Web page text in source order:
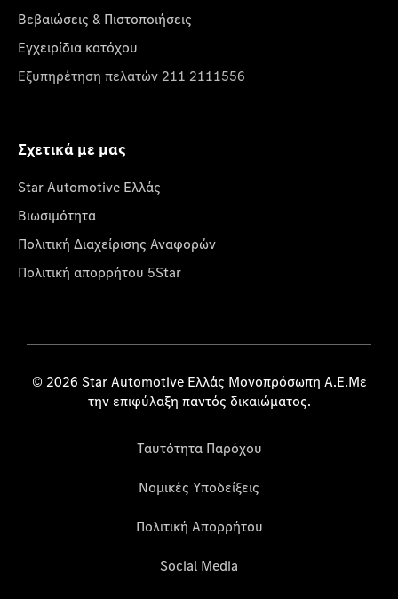
Βεβαιώσεις & Πιστοποιήσεις
Εγχειρίδια κατόχου
Εξυπηρέτηση πελατών 211 2111556
Σχετικά με μας
Star Automotive Ελλάς
Βιωσιμότητα
Πολιτική Διαχείρισης Αναφορών
Πολιτική απορρήτου 5Star
© 2026 Star Automotive Ελλάς Μονοπρόσωπη Α.Ε.Με
την επιφύλαξη παντός δικαιώματος.
Ταυτότητα Παρόχου
Νομικές Υποδείξεις
Πολιτική Απορρήτου
Social Media